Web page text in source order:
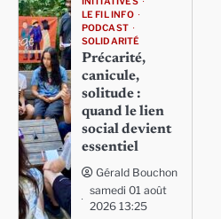
LE FIL INFO
PODCAST
SOLIDARITÉ
Précarité,
canicule,
solitude :
quand le lien
social devient
essentiel
Gérald Bouchon
samedi 01 août
2026 13:25